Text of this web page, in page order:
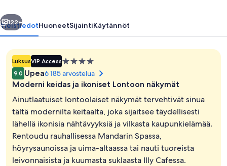
Egyptinpuuvillaiset lakanat, ylelliset
Seuraava
122+
YleistiedotHuoneetSijaintiKäytännöt
LuksusVIP Access4.0
tähden
majoituspaikka
9,0 Upea6 185 arvostelua
Moderni keidas ja ikoniset Lontoon näkymät
Ainutlaatuiset lontoolaiset näkymät tervehtivät sinua
tältä modernilta keitaalta, joka sijaitsee täydellisesti
lähellä ikonisia nähtävyyksiä ja vilkasta kaupunkielämää.
Rentoudu rauhallisessa Mandarin Spassa,
höyrysaunoissa ja uima-altaassa tai nauti tuoreista
leivonnaisista ja kuumasta suklaasta Illy Cafessa.